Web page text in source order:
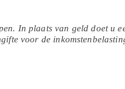
In plaats van geld doet u
voor de